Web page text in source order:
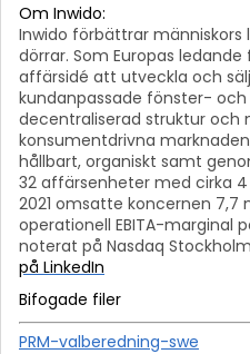
Om Inwido:
Inwido förbättrar
dörrar. Som Europas
affärsidé att utveckla och
kundanpassade fönster- och
decentraliserad struktur och
konsumentdrivna
hållbart, organiskt samt
32 affärsenheter med cirka
2021 omsatte koncernen 7,7
operationell EBITA-marginal
noterat på Nasdaq
på LinkedIn
Bifogade filer
PRM-valberedning-swe